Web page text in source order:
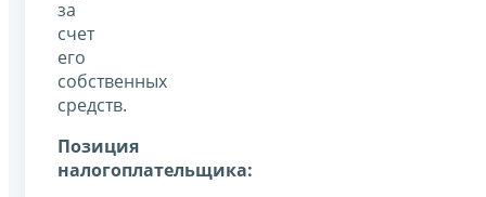
за
счет
его
собственных
средств.
Позиция
налогоплательщика: